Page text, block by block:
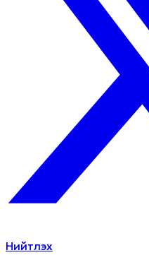
Нийтлэх